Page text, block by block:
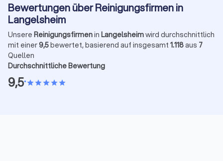
Bewertungen über Reinigungsfirmen in
Langelsheim
Unsere Reinigungsfirmenin Langelsheimwird durchschnittlich
mit einer9,5bewertet, basierend auf insgesamt 1.118aus 7
Quellen
Durchschnittliche Bewertung
9,5•starstarstarstarstar